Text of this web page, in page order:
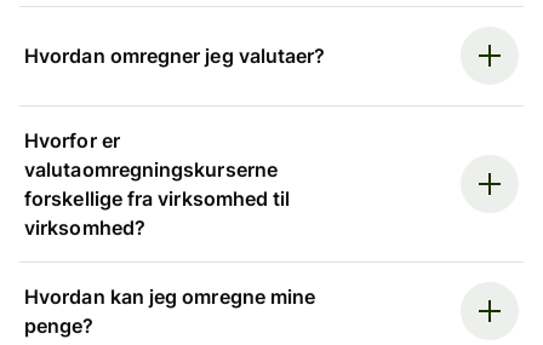
Hvordan omregner jeg valutaer?
Hvorfor er
valutaomregningskurserne
forskellige fra virksomhed til
virksomhed?
Hvordan kan jeg omregne mine
penge?